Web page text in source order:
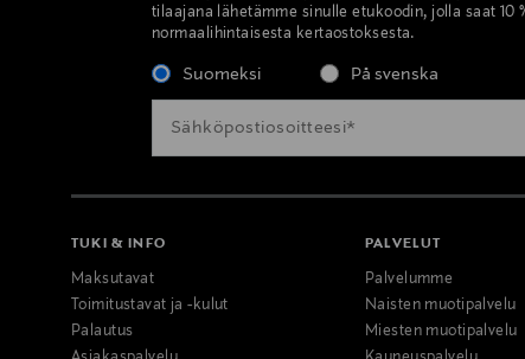
tilaajana lähetämme sinulle etukoodin, jolla saat 10
normaalihintaisesta kertaostoksesta.
Suomeksi På svenska
TUKI & INFO
Maksutavat
Toimitustavat ja -kulut
Palautus
PALVELUT
Palvelumme
Naisten muotipalvelu
Miesten muotipalvelu